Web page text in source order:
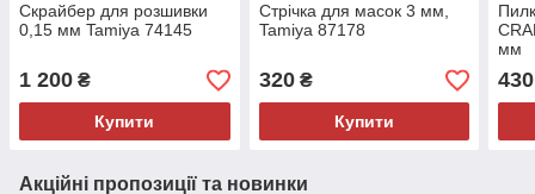
Скрайбер для розшивки
0,15 мм Tamiya 74145
1 200 ₴
Купити
Стрічка для масок 3 мм,
Tamiya 87178
320₴
Купити
мм
430
Акційні пропозиції та новинки